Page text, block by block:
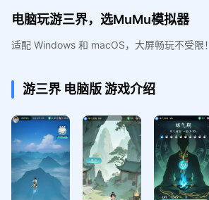
电脑玩游三界，选MuMu模拟器
适配 Windows 和 macOS，大屏畅玩不受限！
游三界 电脑版游戏介绍